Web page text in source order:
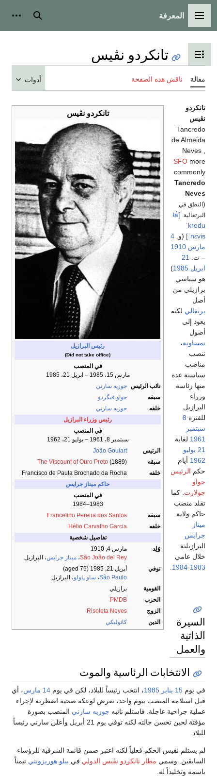
القائمة الرئيسية
المعرفة بحث
تبديل عرض جدول المحتويات
تانكردو نڤيس
مقالة ناقش هذه الصفحة أدوات
تانكردو نڤيس
رئيس البرازيل
(Did not take office)
في المنصب
مارس 15، 1985 – ابريل 21، 1985
نائب الرئيس جوزيه سارني
سبقه
جواو فيگردو
خلفه
جوزيه سارني
رئيس وزراء البرازيل
في المنصب
سبتمبر 8، 1961 – يوليو 21، 1962
الرئيس
João Goulart
سبقه
The Viscount of Ouro Preto (1889)
خلفه
Francisco de Paula Brochado da Rocha
حاكم ميناز جرايس
في المنصب
1983–1984
سبقه
Francelino Pereira dos Santos
خلفه
Hélio Carvalho Garcia
تفاصيل شخصية
وُلِد
مارس 4, 1910
São João del Rey، ميناز جرايس، البرازيل
توفي
أبريل 21, 1985
(aged 75)
São Paulo، ساو پاولو، البرازيل
القومية
برازيلي
الحزب
PMDB
الزوج
Risoleta Neves
الدين
كاثوليكي
تانكردو
نڤيس
Tancredo
de Almeida
Neves ,
SFO more
commonly
Tancredo
Neves
(النطق في
البرتغالية:
[tɐ̃
ˈkɾedu
ˈnɛvis]
(و. 4
مارس 1910
– ت.
21
ابريل 1985
)
هو سياسي
برازيلي من
أصل
برتغالي لكنه
يعود إلى
أصول
نمساوية،
تنصب
مناصب
سياسية عدة
منها رئاسة
وزراء
البرازيل
للفترة 8
سبتمبر
1961 لغاية
21 يوليو
1962 أيام
حكم الرئيس
جواو
جولارت . كما
تقلد منصب
حاكم ولاية
ميناز
جرايس
البرازيلية
خلال عامي
1983
-
1984
السيرة
الذاتية
والعمل
الانتخابات الرئاسية والموت
في يوم 15 يناير 1985، انتخب رئيساً للبلاد، لكن في يوم 14 مارس
، أي
قبل استلامه المنصب بيوم واحد، تعرض لوعكة صحية اضطرته لإجراء
عملية جراحية عاجلة. فاستلم نائبه جوزيه سارني المنصب بصورة
مؤقتة لحين تحسن حالته لكنه توفي يوم 21 أبريل وأعلن سارني رئيساً
للبلاد.
لم يستلم نڤيس الحكم فعلياً لكنه اعتبر ضمن قائمة الشرفية للرؤساء
السابقين. وسمي مطار تانكردو نڤيس الدولي في بيلو هوريزونتي تيمناً
باسمه وتخليداً له.